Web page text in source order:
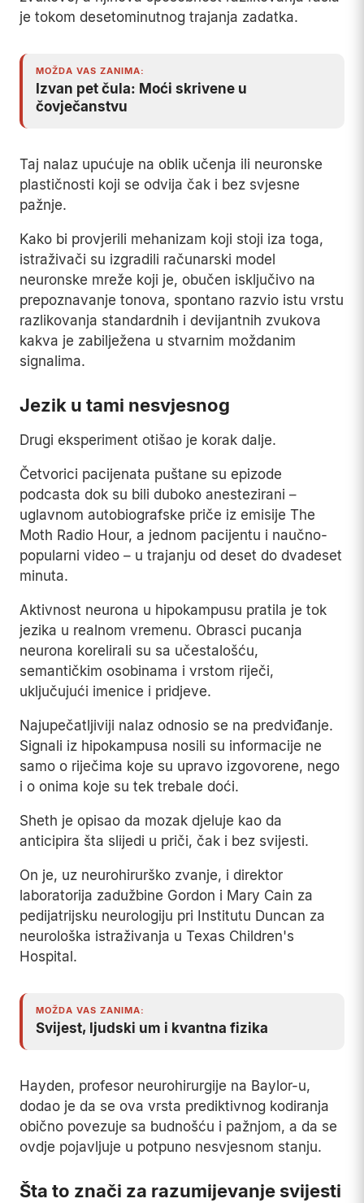
je tokom desetominutnog trajanja zadatka.
MOŽDA VAS ZANIMA:
Izvan pet čula: Moći skrivene u
čovječanstvu
Taj nalaz upućuje na oblik učenja ili neuronske
plastičnosti koji se odvija čak i bez svjesne
pažnje.
Kako bi provjerili mehanizam koji stoji iza toga,
istraživači su izgradili računarski model
neuronske mreže koji je, obučen isključivo na
prepoznavanje tonova, spontano razvio istu vrstu
razlikovanja standardnih i devijantnih zvukova
kakva je zabilježena u stvarnim moždanim
signalima.
Jezik u tami nesvjesnog
Drugi eksperiment otišao je korak dalje.
Četvorici pacijenata puštane su epizode
podcasta dok su bili duboko anestezirani –
uglavnom autobiografske priče iz emisije The
Moth Radio Hour, a jednom pacijentu i naučno-
popularni video – u trajanju od deset do dvadeset
minuta.
Aktivnost neurona u hipokampusu pratila je tok
jezika u realnom vremenu. Obrasci pucanja
neurona korelirali su sa učestalošću,
semantičkim osobinama i vrstom riječi,
uključujući imenice i pridjeve.
Najupečatljiviji nalaz odnosio se na predviđanje.
Signali iz hipokampusa nosili su informacije ne
samo o riječima koje su upravo izgovorene, nego
i o onima koje su tek trebale doći.
Sheth je opisao da mozak djeluje kao da
anticipira šta slijedi u priči, čak i bez svijesti.
On je, uz neurohirurško zvanje, i direktor
laboratorija zadužbine Gordon i Mary Cain za
pedijatrijsku neurologiju pri Institutu Duncan za
neurološka istraživanja u Texas Children's
Hospital.
MOŽDA VAS ZANIMA:
Svijest, ljudski um i kvantna fizika
Hayden, profesor neurohirurgije na Baylor-u,
dodao je da se ova vrsta prediktivnog kodiranja
obično povezuje sa budnošću i pažnjom, a da se
ovdje pojavljuje u potpuno nesvjesnom stanju.
Šta to znači za razumijevanje svijesti